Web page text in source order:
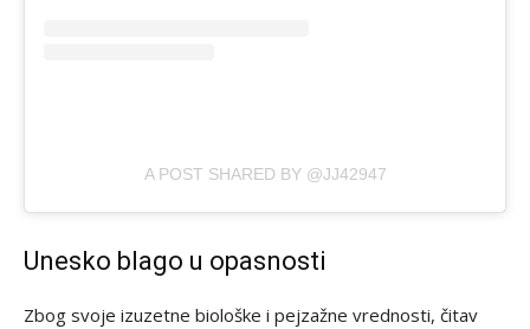
A POST SHARED BY @JJ42947
Unesko blago u opasnosti
Zbog svoje izuzetne biološke i pejzažne vrednosti, čitav